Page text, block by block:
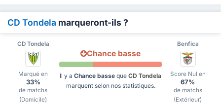
CD Tondela marqueront-ils ?
CD Tondela Benfica
Marqué en
33%
de matchs
(Domicile)
Chance basse
Il y a Chance basse que CD Tondela
marquent selon nos statistiques.
Score Nul en
67%
de matchs
(Extérieur)